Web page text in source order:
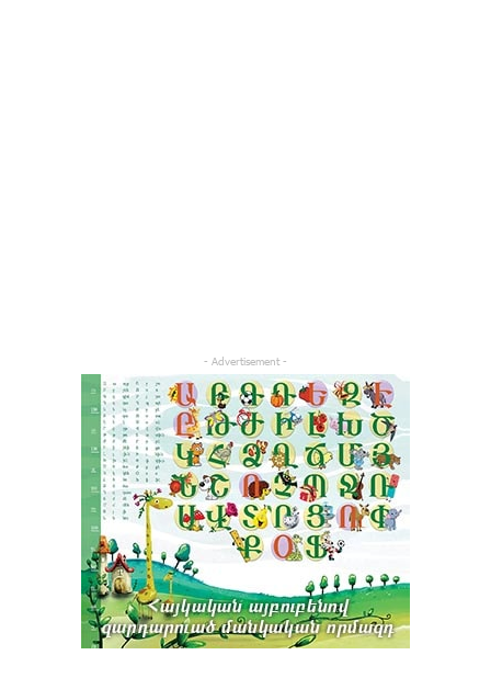
- Advertisement -